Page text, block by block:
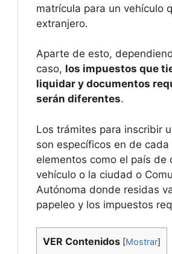
matrícula para un vehículo
extranjero.
Aparte de esto,
caso, los impuestos que
liquidar y documentos
serán diferentes.
Los trámites para inscribir
son específicos en de cada
elementos como el país de
vehículo o la ciudad o
Autónoma donde residas
papeleo y los impuestos
VER Contenidos [Mostrar]